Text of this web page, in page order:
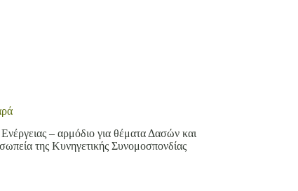
– αρμόδιο για θέματα Δασών και
της Κυνηγετικής Συνομοσπονδίας